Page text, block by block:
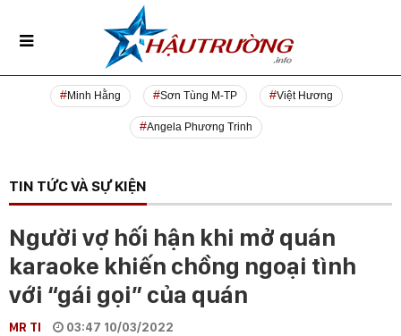
Minh Hằng Sơn Tùng M-TP Việt Hương
Angela Phương Trinh
TIN TỨC VÀ SỰ KIỆN
Người vợ hối hận khi mở quán
karaoke khiến chồng ngoại tình
với “gái gọi” của quán
MR TI 03:47 10/03/2022